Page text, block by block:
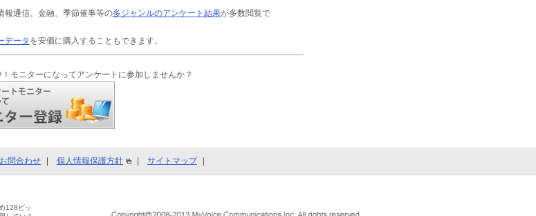
報通信、金融、季節催事等の多ジャンルのアンケート結果が多数閲覧で
データ を安価に購入することもできます。
モニターになってアンケートに参加しませんか？
お問合わせ 個人情報保護方針 サイトマップ
128ビッ